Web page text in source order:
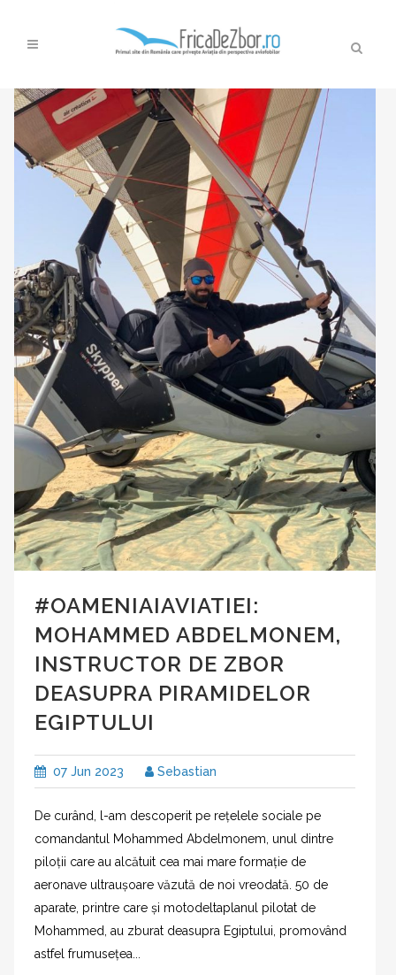
#OAMENIAIAVIATIEI:
MOHAMMED ABDELMONEM,
INSTRUCTOR DE ZBOR
DEASUPRA PIRAMIDELOR
EGIPTULUI
07 Jun 2023 Sebastian
De curând, l-am descoperit pe rețelele sociale pe
comandantul Mohammed Abdelmonem, unul dintre
piloții care au alcătuit cea mai mare formație de
aeronave ultraușoare văzută de noi vreodată. 50 de
aparate, printre care și motodeltaplanul pilotat de
Mohammed, au zburat deasupra Egiptului, promovând
astfel frumusețea...